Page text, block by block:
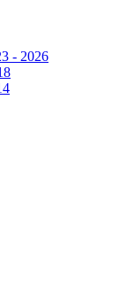
- 2026